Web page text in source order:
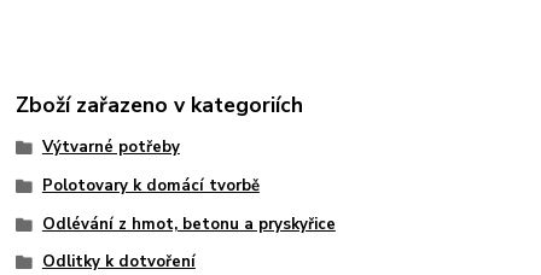
Zboží zařazeno v kategoriích
Výtvarné potřeby
Polotovary k domácí tvorbě
Odlévání z hmot, betonu a pryskyřice
Odlitky k dotvoření